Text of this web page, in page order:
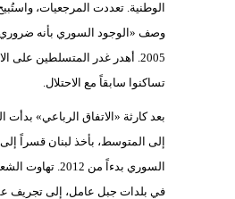
تساكنوا سابقاً مع الاحتلال.
بعد كارثة «الاتفاق الرباعي»
في بلدات جبل عامل، إلى تجريف عشرات البلدات